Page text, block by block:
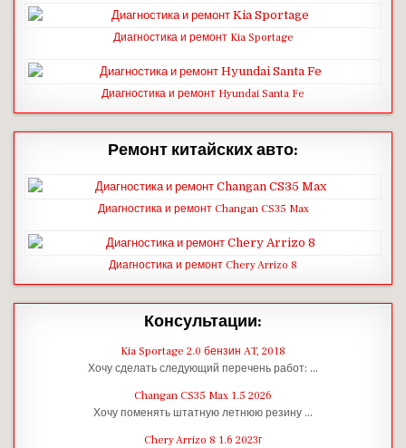
Диагностика и ремонт Kia Sportage
Диагностика и ремонт Hyundai Santa Fe
Ремонт китайских авто:
Диагностика и ремонт Changan CS35 Max
Диагностика и ремонт Chery Arrizo 8
Консультации:
Kia Sportage 2.0 бензин AT, 2018
Хочу сделать следующий перечень работ: …
Changan CS35 Max 1.5 2026
Хочу поменять штатную летнюю резину …
Chery Arrizo 8 1.6 2023г